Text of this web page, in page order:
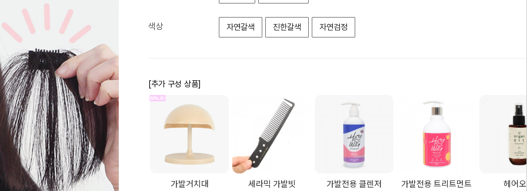
색상 자연갈색 진한갈색 자연검정
[추가 구성 상품]
가발거치대 세라믹 가발빗 가발전용 클렌저 가발전용 트리트먼트 헤어